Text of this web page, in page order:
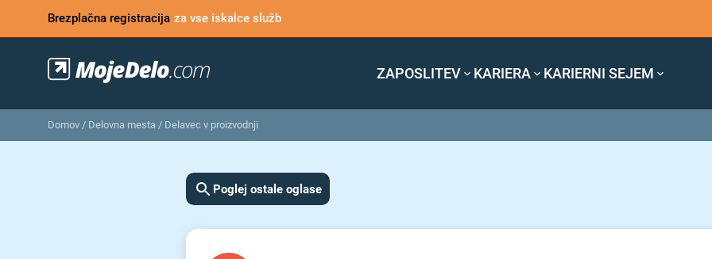
Brezplačna registracija za vse iskalce služb
ZAPOSLITEV KARIERA KARIERNI SEJEM
Domov / Delovna mesta / Delavec v proizvodnji
Poglej ostale oglase